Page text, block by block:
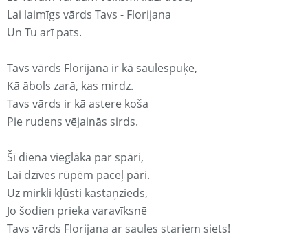
Lai laimīgs vārds Tavs - Florijana
Un Tu arī pats.
Tavs vārds Florijana ir kā saulespuķe,
Kā ābols zarā, kas mirdz.
Tavs vārds ir kā astere koša
Pie rudens vējainās sirds.
Šī diena vieglāka par spāri,
Lai dzīves rūpēm paceļ pāri.
Uz mirkli kļūsti kastaņzieds,
Jo šodien prieka varavīksnē
Tavs vārds Florijana ar saules stariem siets!